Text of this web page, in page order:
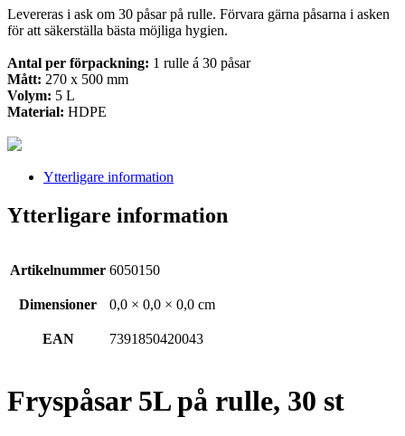
Levereras i ask om 30 påsar på rulle. Förvara gärna påsarna i asken
för att säkerställa bästa möjliga hygien.
Antal per förpackning: 1 rulle á 30 påsar
Mått: 270 x 500 mm
Volym: 5 L
Material: HDPE
Ytterligare information
Ytterligare information
Artikelnummer 6050150
Dimensioner 0,0 × 0,0 × 0,0 cm
EAN 7391850420043
Fryspåsar 5L på rulle, 30 st